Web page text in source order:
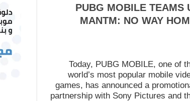
PUBG MOBILE TEAMS
MANTM: NO WAY
Today, PUBG MOBILE, one of
world’s most popular mobile
games, has announced a
partnership with Sony Pictures and